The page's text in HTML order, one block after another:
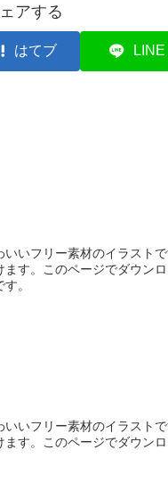
アする
はてブ LINE
いフリー素材のイラスト
す。このページでダウン
。
いフリー素材のイラスト
す。このページでダウン